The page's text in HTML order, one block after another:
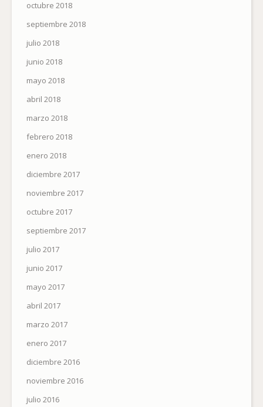
octubre 2018
septiembre 2018
julio 2018
junio 2018
mayo 2018
abril 2018
marzo 2018
febrero 2018
enero 2018
diciembre 2017
noviembre 2017
octubre 2017
septiembre 2017
julio 2017
junio 2017
mayo 2017
abril 2017
marzo 2017
enero 2017
diciembre 2016
noviembre 2016
julio 2016